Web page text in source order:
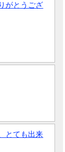
がとうござ
とても出来